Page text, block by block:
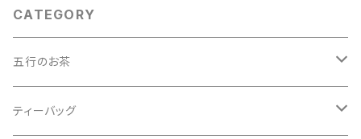
CATEGORY
五行のお茶
ティーバッグ
ティーバッグ